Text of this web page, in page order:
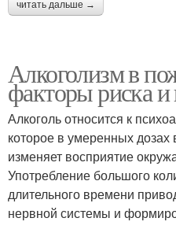
читать дальше →
Алкоголизм в
факторы риска и
Алкоголь относится к
которое в умеренных
изменяет восприятие
Употребление большого
длительного времени
нервной системы и